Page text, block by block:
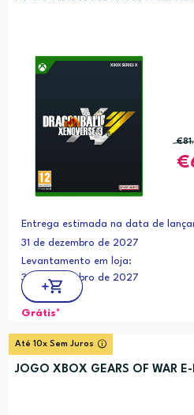
€81
Entrega estimada na data de
31 de dezembro de 2027
Levantamento em loja:
31 de dezembro de 2027
Grátis*
Até 10x Sem Juros
JOGO XBOX GEARS OF WAR E-